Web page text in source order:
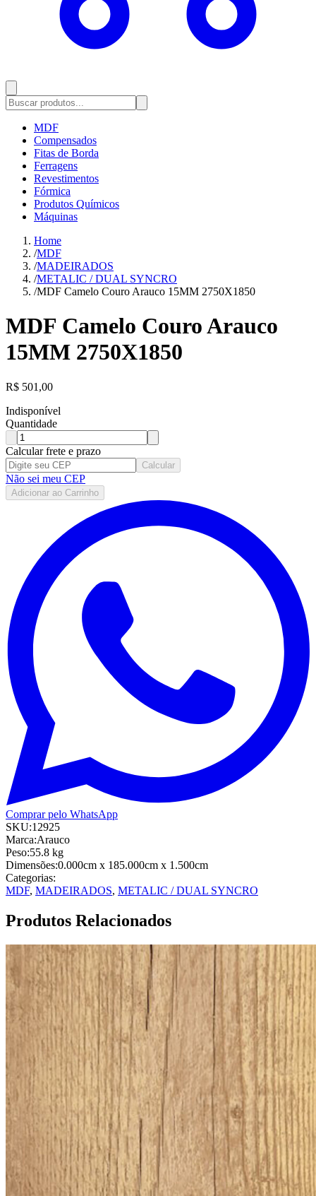
MDF
Compensados
Fitas de Borda
Ferragens
Revestimentos
Fórmica
Produtos Químicos
Máquinas
Home
/MDF
/MADEIRADOS
/METALIC / DUAL SYNCRO
/MDF Camelo Couro Arauco 15MM 2750X1850
MDF Camelo Couro Arauco
15MM 2750X1850
R$ 501,00
Indisponível
Quantidade
Calcular frete e prazo
Calcular
Não sei meu CEP
Adicionar ao Carrinho
Comprar pelo WhatsApp
SKU:12925
Marca:Arauco
Peso:55.8 kg
Dimensões:0.000cm x 185.000cm x 1.500cm
Categorias:
MDF, MADEIRADOS, METALIC / DUAL SYNCRO
Produtos Relacionados